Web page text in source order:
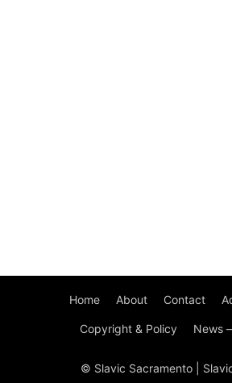
Home About Contact
Copyright & Policy News
© Slavic Sacramento |